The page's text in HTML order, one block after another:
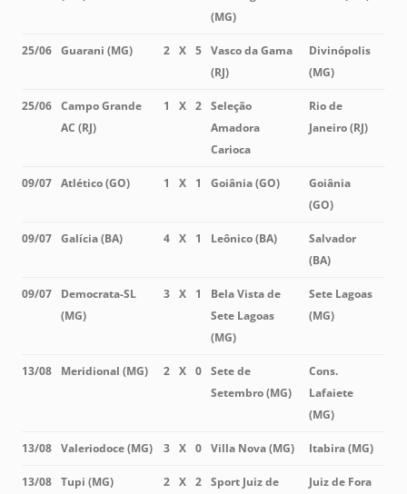
(MG)
25/06 Guarani (MG) 2 X 5 Vasco da Gama
(RJ)
Divinópolis
(MG)
25/06 Campo Grande
AC (RJ)
1 X 2 Seleção
Amadora
Carioca
Rio de
Janeiro (RJ)
09/07 Atlético (GO) 1 X 1 Goiânia (GO)
Goiânia
(GO)
09/07 Galícia (BA) 4 X 1 Leônico (BA)
Salvador
(BA)
09/07
Democrata-SL
(MG)
3 X 1
Bela Vista de
Sete Lagoas
(MG)
Sete Lagoas
(MG)
13/08 Meridional (MG) 2 X 0 Sete de
Setembro (MG)
Cons.
Lafaiete
(MG)
13/08 Valeriodoce (MG) 3 X 0 Villa Nova (MG) Itabira (MG)
13/08 Tupi (MG) 2 X 2 Sport Juiz de
Juiz de Fora